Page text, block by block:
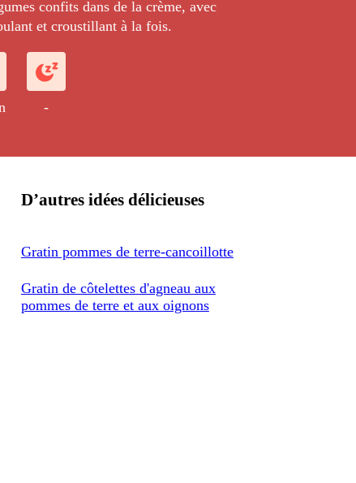
confits dans de la crème, avec
et croustillant à la fois.
-
D’autres idées délicieuses
Gratin pommes de terre-cancoillotte
Gratin de côtelettes d'agneau aux
pommes de terre et aux oignons